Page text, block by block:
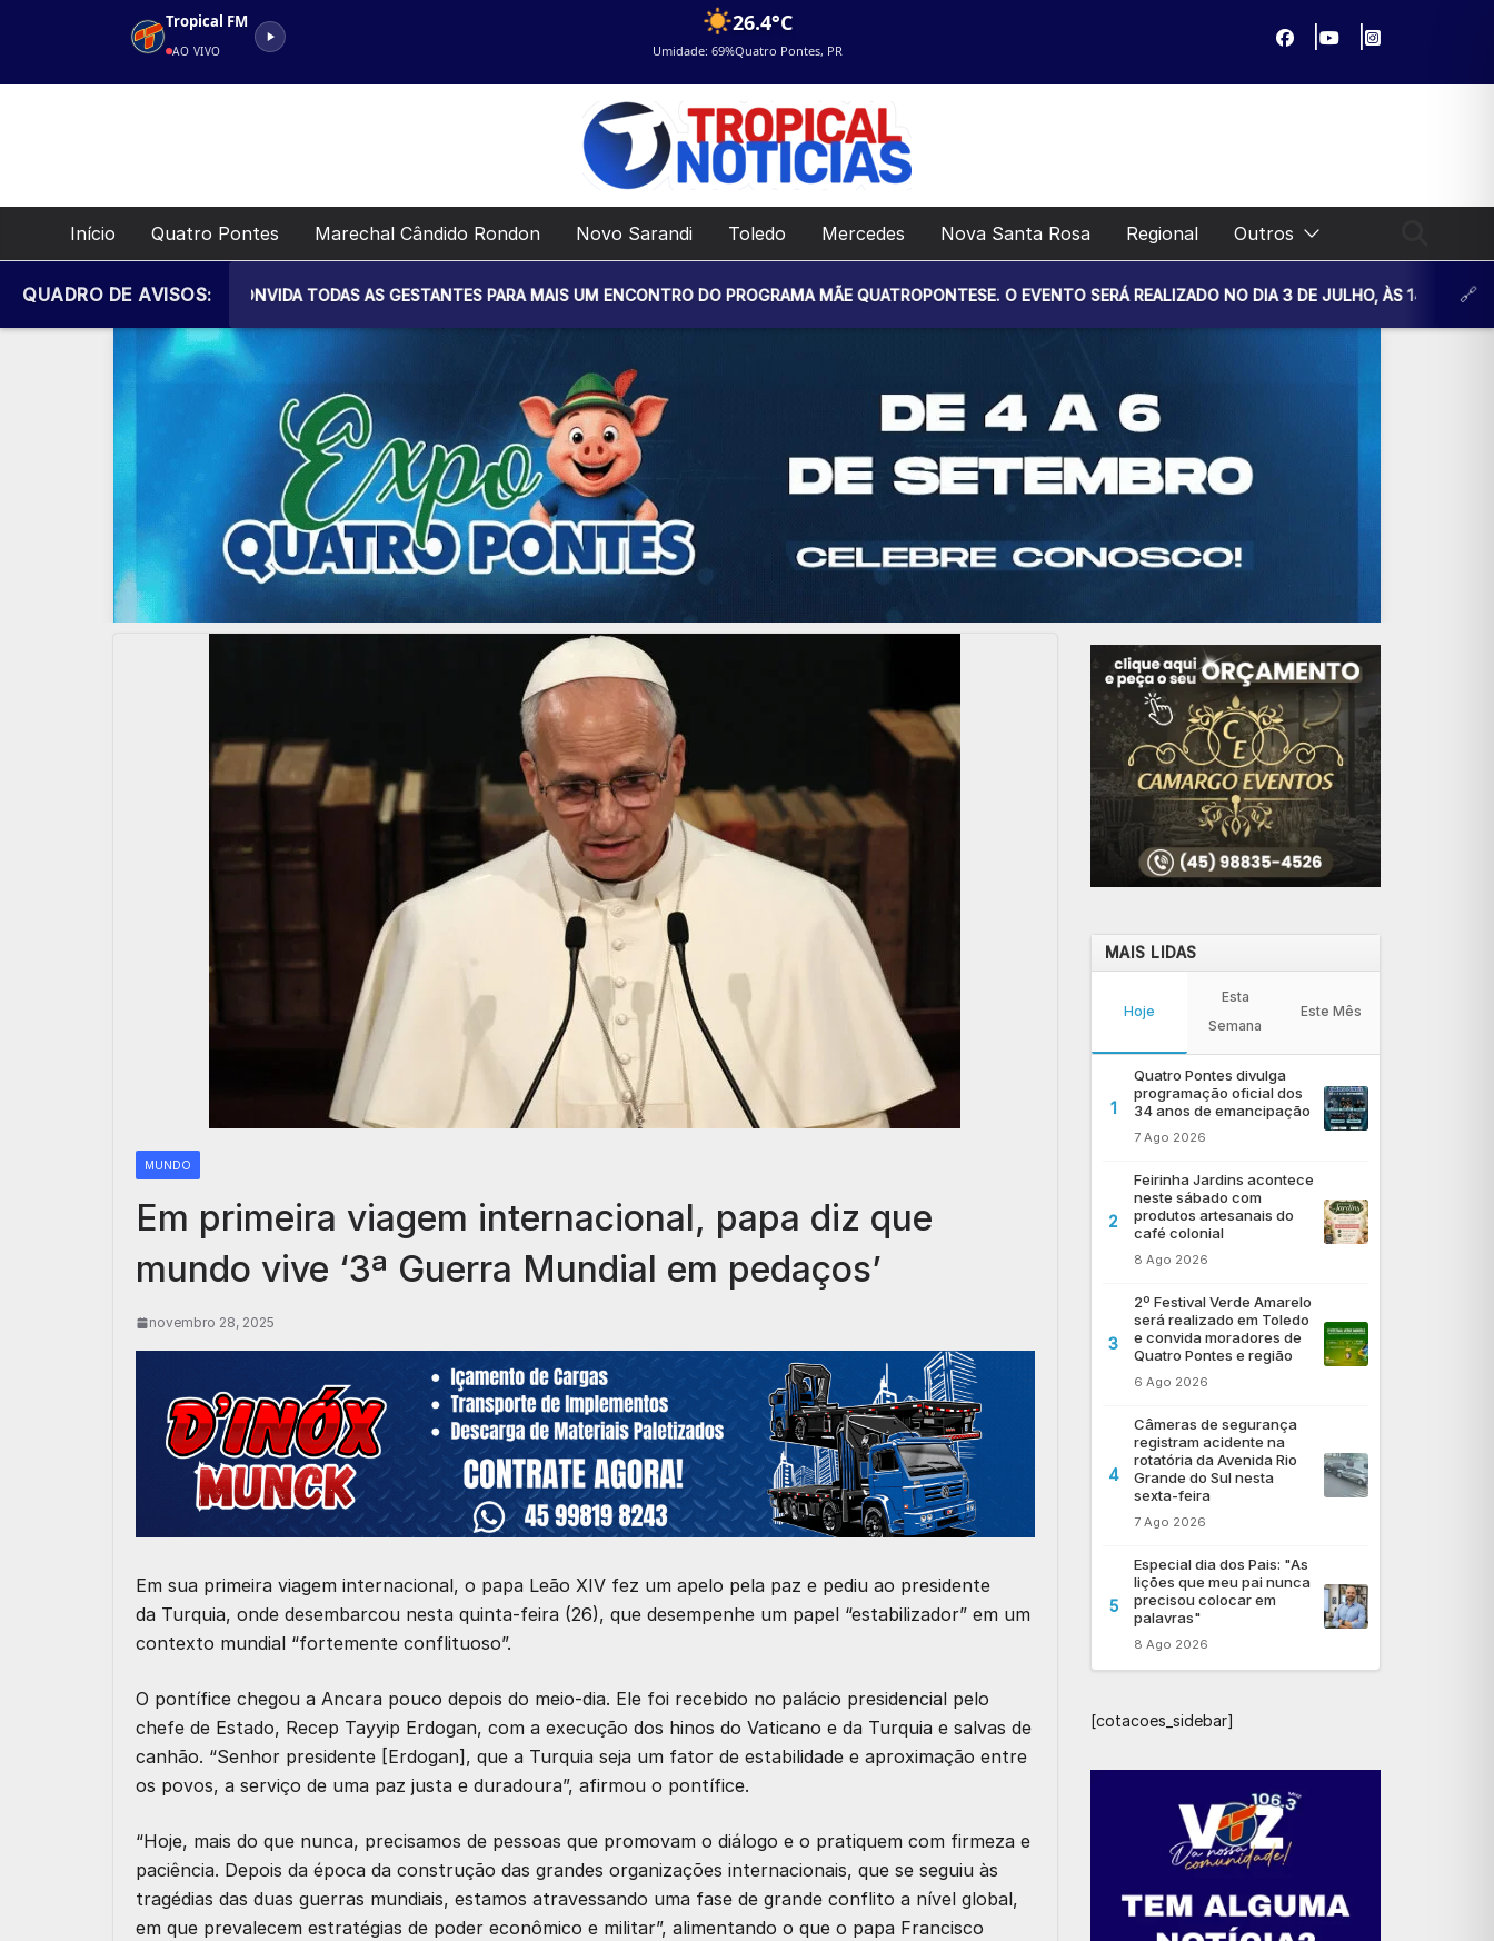
Tropical FM
AO VIVO
26.4°C
Umidade: 69%Quatro Pontes, PR
Início Quatro Pontes Marechal Cândido Rondon Novo Sarandi Toledo Mercedes Nova Santa Rosa Regional Outros
QUADRO DE AVISOS:
DE SAÚDE CONVIDA TODAS AS GESTANTES PARA MAIS UM ENCONTRO DO PROGRAMA MÃE QUATROPONTESE. O EVENTO SERÁ REALIZADO NO DIA 3 DE JULHO, ÀS 14H30, NA UNIDADE
MUNDO
Em primeira viagem internacional, papa diz que
mundo vive ‘3ª Guerra Mundial em pedaços’
novembro 28, 2025
Em sua primeira viagem internacional, o papa Leão XIV fez um apelo pela paz e pediu ao presidente
da Turquia, onde desembarcou nesta quinta-feira (26), que desempenhe um papel “estabilizador” em um
contexto mundial “fortemente conflituoso”.
O pontífice chegou a Ancara pouco depois do meio-dia. Ele foi recebido no palácio presidencial pelo
chefe de Estado, Recep Tayyip Erdogan, com a execução dos hinos do Vaticano e da Turquia e salvas de
canhão. “Senhor presidente [Erdogan], que a Turquia seja um fator de estabilidade e aproximação entre
os povos, a serviço de uma paz justa e duradoura”, afirmou o pontífice.
“Hoje, mais do que nunca, precisamos de pessoas que promovam o diálogo e o pratiquem com firmeza e
paciência. Depois da época da construção das grandes organizações internacionais, que se seguiu às
tragédias das duas guerras mundiais, estamos atravessando uma fase de grande conflito a nível global,
em que prevalecem estratégias de poder econômico e militar”, alimentando o que o papa Francisco
MAIS LIDAS
Hoje
Esta
Semana
Este Mês
1
Quatro Pontes divulga
programação oficial dos
34 anos de emancipação
7 Ago 2026
2
Feirinha Jardins acontece
neste sábado com
produtos artesanais do
café colonial
8 Ago 2026
3
2º Festival Verde Amarelo
será realizado em Toledo
e convida moradores de
Quatro Pontes e região
6 Ago 2026
4
Câmeras de segurança
registram acidente na
rotatória da Avenida Rio
Grande do Sul nesta
sexta-feira
7 Ago 2026
5
Especial dia dos Pais: "As
lições que meu pai nunca
precisou colocar em
palavras"
8 Ago 2026
[cotacoes_sidebar]